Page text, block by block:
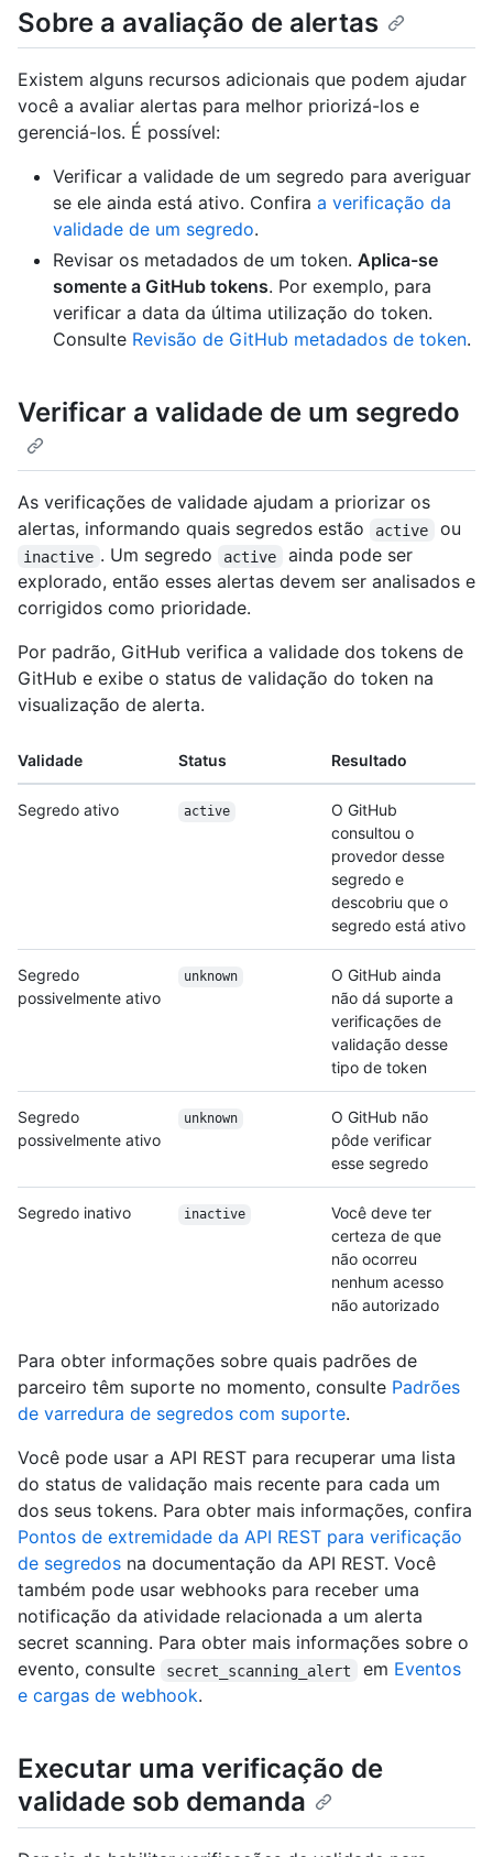
Sobre a avaliação de alertas
Existem alguns recursos adicionais que podem ajudar
você a avaliar alertas para melhor priorizá-los e
gerenciá-los. É possível:
Verificar a validade de um segredo para averiguar
se ele ainda está ativo. Confira a verificação da
validade de um segredo.
Revisar os metadados de um token. Aplica-se
somente a GitHub tokens. Por exemplo, para
verificar a data da última utilização do token.
Consulte Revisão de GitHub metadados de token.
Verificar a validade de um segredo
As verificações de validade ajudam a priorizar os
alertas, informando quais segredos estão
active ou
inactive . Um segredo active
ainda pode ser
explorado, então esses alertas devem ser analisados e
corrigidos como prioridade.
Por padrão, GitHub verifica a validade dos tokens de
GitHub e exibe o status de validação do token na
visualização de alerta.
Validade Status Resultado
Segredo ativo active
O GitHub
consultou o
provedor desse
segredo e
descobriu que o
segredo está ativo
Segredo
possivelmente ativo
unknown
O GitHub ainda
não dá suporte a
verificações de
validação desse
tipo de token
Segredo
possivelmente ativo
unknown
O GitHub não
pôde verificar
esse segredo
Segredo inativo inactive
Você deve ter
certeza de que
não ocorreu
nenhum acesso
não autorizado
Para obter informações sobre quais padrões de
parceiro têm suporte no momento, consulte Padrões
de varredura de segredos com suporte.
Você pode usar a API REST para recuperar uma lista
do status de validação mais recente para cada um
dos seus tokens. Para obter mais informações, confira
Pontos de extremidade da API REST para verificação
de segredos na documentação da API REST. Você
também pode usar webhooks para receber uma
notificação da atividade relacionada a um alerta
secret scanning. Para obter mais informações sobre o
evento, consulte
secret_scanning_alert em Eventos
e cargas de webhook.
Executar uma verificação de
validade sob demanda